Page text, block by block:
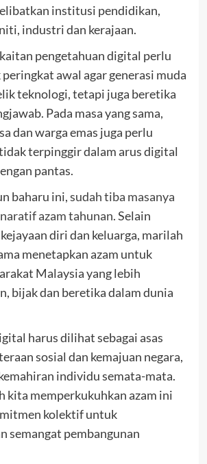
institusi pendidikan,
industri dan kerajaan.
pengetahuan digital perlu
awal agar generasi muda
teknologi, tetapi juga beretika
Pada masa yang sama,
dan warga emas juga perlu
terpinggir dalam arus digital
pantas.
baharu ini,sudah tiba masanya
azam tahunan. Selain
diri dan keluarga, marilah
menetapkan azam untuk
Malaysia yang lebih
bijak dan beretika dalam dunia
harus dilihat sebagai asas
sosial dan kemajuan negara,
individu semata-mata.
kita memperkukuhkan azam ini
kolektif untuk
semangat pembangunan